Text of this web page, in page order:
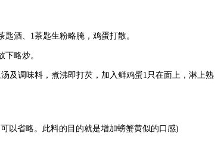
酒、1茶匙生粉略腌，鸡蛋打散。
略炒。
调味料，煮沸即打芡，加入鲜鸡蛋1只在面上，淋上熟
省略。此料的目的就是增加螃蟹黄似的口感)